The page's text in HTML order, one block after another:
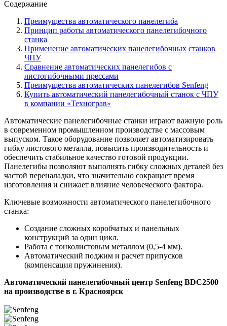
Содержание
Преимущества автоматического панелегиба
Принцип работы автоматического панелегибочного
станка
Применение автоматических панелегибочных станков
ЧПУ
Сравнение автоматических панелегибов с
листогибочными прессами
Преимущества автоматических панелегибов Senfeng
Купить автоматический панелегибочный станок с ЧПУ
в компании «Технограв»
Автоматические панелегибочные станки играют важную роль
в современном промышленном производстве с массовым
выпуском. Такое оборудование позволяет автоматизировать
гибку листового металла, повысить производительность и
обеспечить стабильное качество готовой продукции.
Панелегибы позволяют выполнять гибку сложных деталей без
частой переналадки, что значительно сокращает время
изготовления и снижает влияние человеческого фактора.
Ключевые возможности автоматического панелегибочного
станка:
Создание сложных коробчатых и панельных
конструкций за один цикл.
Работа с тонколистовым металлом (0,5-4 мм).
Автоматический поджим и расчет припусков
(компенсация пружинения).
Автоматический панелегибочный центр Senfeng BDC2500
на производстве в г. Красноярск